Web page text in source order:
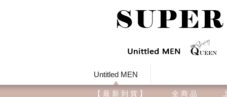
Untitled MEN
【 最 新 到 貨 】 全 商 品